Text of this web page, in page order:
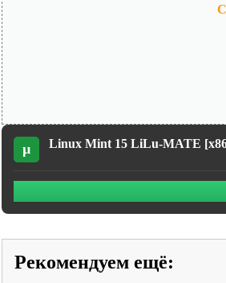
µ Linux Mint 15 LiLu-MATE
Рекомендуем ещё: